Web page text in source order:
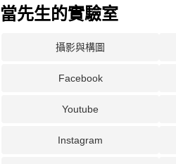
當先生的實驗室
攝影與構圖
Facebook
Youtube
Instagram